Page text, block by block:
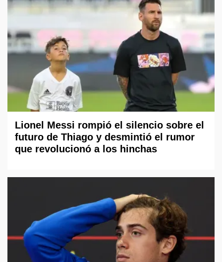
Lionel Messi rompió el silencio sobre el
futuro de Thiago y desmintió el rumor
que revolucionó a los hinchas